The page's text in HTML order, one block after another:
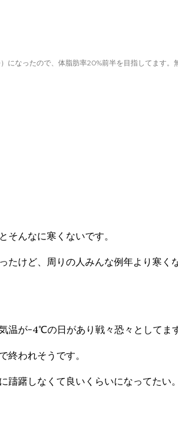
ンテンツ
なったので、体脂肪率20%前半を目指してます。
そんなに寒くないです。
たけど、周りの人みんな例年より寒く
温が-4℃の日があり戦々恐々としてます
終われそうです。
躇しなくて良いくらいになってたい。